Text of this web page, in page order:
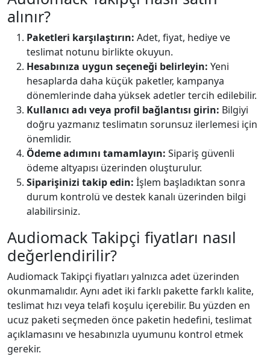
alınır?
Paketleri karşılaştırın: Adet, fiyat, hediye ve
teslimat notunu birlikte okuyun.
Hesabınıza uygun seçeneği belirleyin: Yeni
hesaplarda daha küçük paketler, kampanya
dönemlerinde daha yüksek adetler tercih edilebilir.
Kullanıcı adı veya profil bağlantısı girin: Bilgiyi
doğru yazmanız teslimatın sorunsuz ilerlemesi için
önemlidir.
Ödeme adımını tamamlayın: Sipariş güvenli
ödeme altyapısı üzerinden oluşturulur.
Siparişinizi takip edin: İşlem başladıktan sonra
durum kontrolü ve destek kanalı üzerinden bilgi
alabilirsiniz.
Audiomack Takipçi fiyatları nasıl
değerlendirilir?
Audiomack Takipçi fiyatları yalnızca adet üzerinden
okunmamalıdır. Aynı adet iki farklı pakette farklı kalite,
teslimat hızı veya telafi koşulu içerebilir. Bu yüzden en
ucuz paketi seçmeden önce paketin hedefini, teslimat
açıklamasını ve hesabınızla uyumunu kontrol etmek
gerekir.